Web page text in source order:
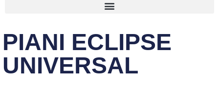
PIANI ECLIPSE
UNIVERSAL